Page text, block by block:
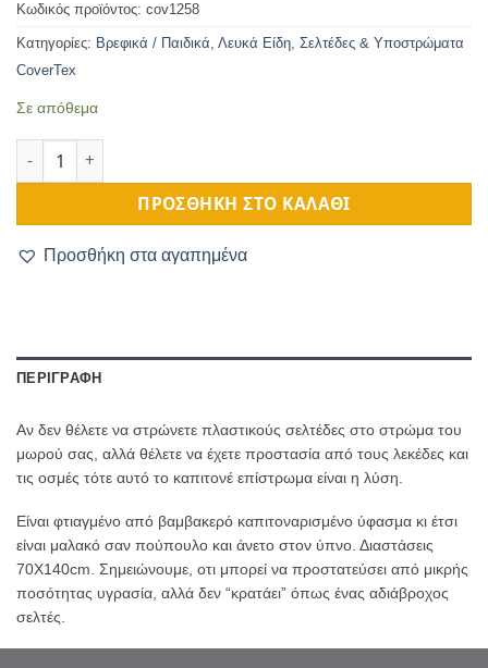
Κωδικός προϊόντος: cov1258
Κατηγορίες: Βρεφικά / Παιδικά Λευκά Είδη Σελτέδες & Υποστρώματα
CoverTex
Σε απόθεμα
ΠΡΟΣΘΉΚΗ ΣΤΟ ΚΑΛΆΘΙ
Προσθήκη στα αγαπημένα
ΠΕΡΙΓΡΑΦΉ
Αν δεν θέλετε να στρώνετε πλαστικούς σελτέδες στο στρώμα του
μωρού σας, αλλά θέλετε να έχετε προστασία από τους λεκέδες και
τις οσμές τότε αυτό το καπιτονέ επίστρωμα είναι η λύση.
Είναι φτιαγμένο από βαμβακερό καπιτοναρισμένο ύφασμα κι έτσι
είναι μαλακό σαν πούπουλο και άνετο στον ύπνο. Διαστάσεις
70Χ140cm. Σημειώνουμε, οτι μπορεί να προστατεύσει από μικρής
ποσότητας υγρασία, αλλά δεν “κρατάει” όπως ένας αδιάβροχος
σελτές.